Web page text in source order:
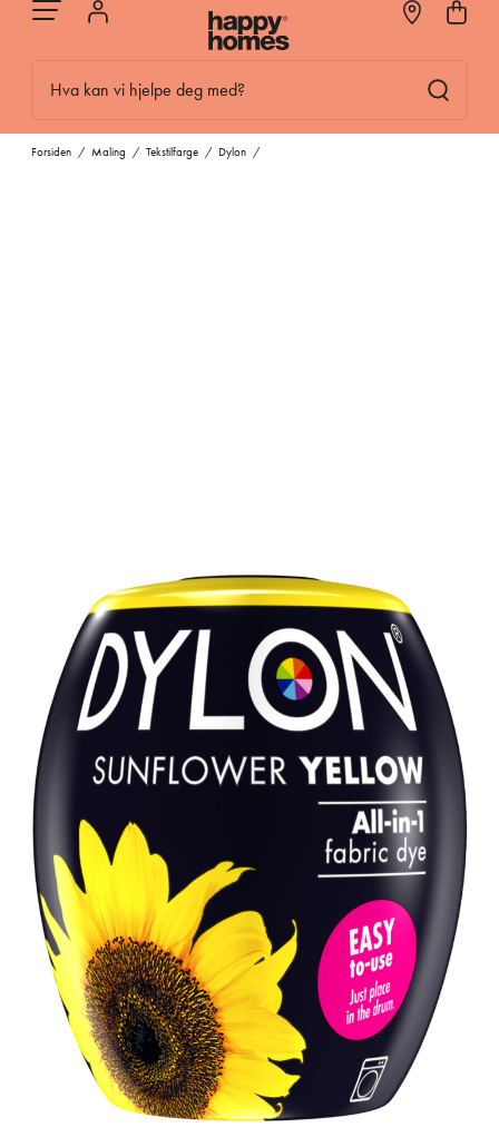
Hva kan vi hjelpe deg med?
Forsiden / Maling / Tekstilfarge / Dylon /